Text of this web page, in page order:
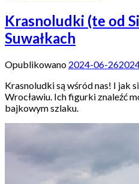
Krasnoludki (te od
Suwałkach
Opublikowano 2024-06-26
Krasnoludki są wśród nas! I jak
Wrocławiu. Ich figurki znaleźć
bajkowym szlaku.